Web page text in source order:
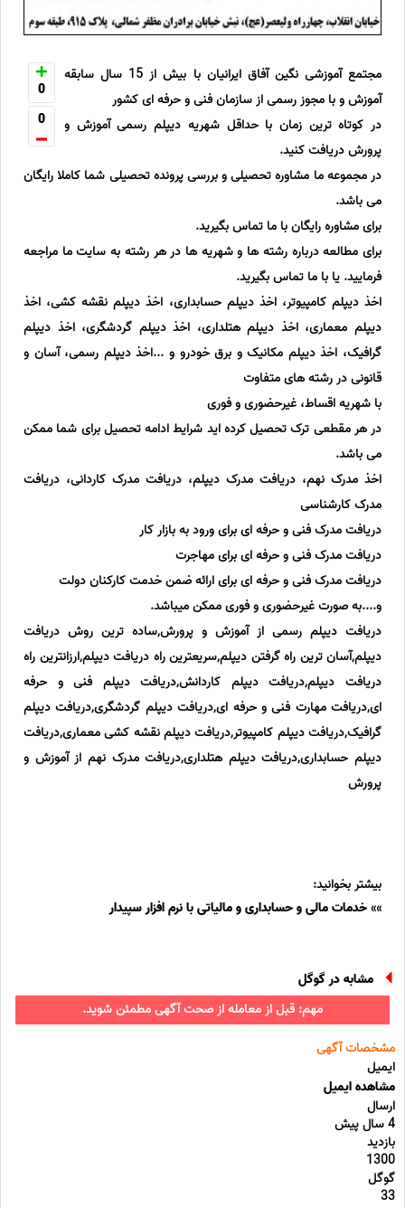
0
0
مجتمع آموزشی نگین آفاق ایرانیان با بیش از 15 سال سابقه
آموزش و با مجوز رسمی از سازمان فنی و حرفه ای کشور
در کوتاه ترین زمان با حداقل شهریه دیپلم رسمی آموزش و
پرورش دریافت کنید.
در مجموعه ما مشاوره تحصیلی و بررسی پرونده تحصیلی شما کاملا رایگان
می باشد.
برای مشاوره رایگان با ما تماس بگیرید.
برای مطالعه درباره رشته ها و شهریه ها در هر رشته به سایت ما مراجعه
فرمایید. یا با ما تماس بگیرید.
اخذ دیپلم کامپیوتر، اخذ دیپلم حسابداری، اخذ دیپلم نقشه کشی، اخذ
دیپلم معماری، اخذ دیپلم هتلداری، اخذ دیپلم گردشگری، اخذ دیپلم
گرافیک، اخذ دیپلم مکانیک و برق خودرو و ...اخذ دیپلم رسمی، آسان و
قانونی در رشته های متفاوت
با شهریه اقساط، غیرحضوری و فوری
در هر مقطعی ترک تحصیل کرده اید شرایط ادامه تحصیل برای شما ممکن
می باشد.
اخذ مدرک نهم، دریافت مدرک دیپلم، دریافت مدرک کاردانی، دریافت
مدرک کارشناسی
دریافت مدرک فنی و حرفه ای برای ورود به بازار کار
دریافت مدرک فنی و حرفه ای برای مهاجرت
دریافت مدرک فنی و حرفه ای برای ارائه ضمن خدمت کارکنان دولت
و....به صورت غیرحضوری و فوری ممکن میباشد.
دریافت دیپلم رسمی از آموزش و پرورش,ساده ترین روش دریافت
دیپلم,آسان ترین راه گرفتن دیپلم,سریعترین راه دریافت دیپلم,ارزانترین راه
دریافت دیپلم,دریافت دیپلم کاردانش,دریافت دیپلم فنی و حرفه
ای,دریافت مهارت فنی و حرفه ای,دریافت دیپلم گردشگری,دریافت دیپلم
گرافیک,دریافت دیپلم کامپیوتر,دریافت دیپلم نقشه کشی معماری,دریافت
دیپلم حسابداری,دریافت دیپلم هتلداری,دریافت مدرک نهم از آموزش و
پرورش
بیشتر بخوانید:
»»خدمات مالی و حسابداری و مالیاتی با نرم افزار سپیدار
مشابه در گوگل
مهم: قبل از معامله از صحت آگهی مطمئن شوید.
مشخصات آگهی
ایمیل
مشاهده ایمیل
ارسال
4 سال پیش
بازدید
1300
گوگل
33